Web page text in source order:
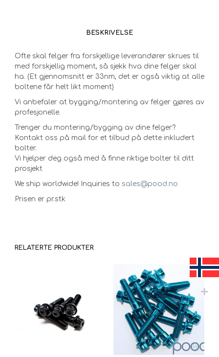
BESKRIVELSE
Ofte skal felger fra forskjellige leverandører skrues til
med forskjellig moment, så sjekk hva dine felger skal
ha. (Et gjennomsnitt er 33nm, det er også viktig at alle
boltene får helt likt moment)
Vi anbefaler at bygging/montering av felger gjøres av
profesjonelle.
Trenger du montering/bygging av dine felger?
Kontakt oss på mail for et tilbud på dette inkludert
bolter.
Vi hjelper deg også med å finne riktige bolter til ditt
prosjekt
We ship worldwide! Inquiries to sales@pood.no
Prisen er pr.stk
RELATERTE PRODUKTER